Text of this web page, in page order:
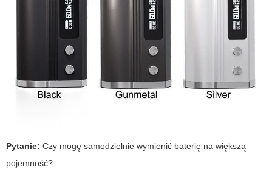
Pytanie: Czy mogę samodzielnie wymienić baterię na większą
pojemność?